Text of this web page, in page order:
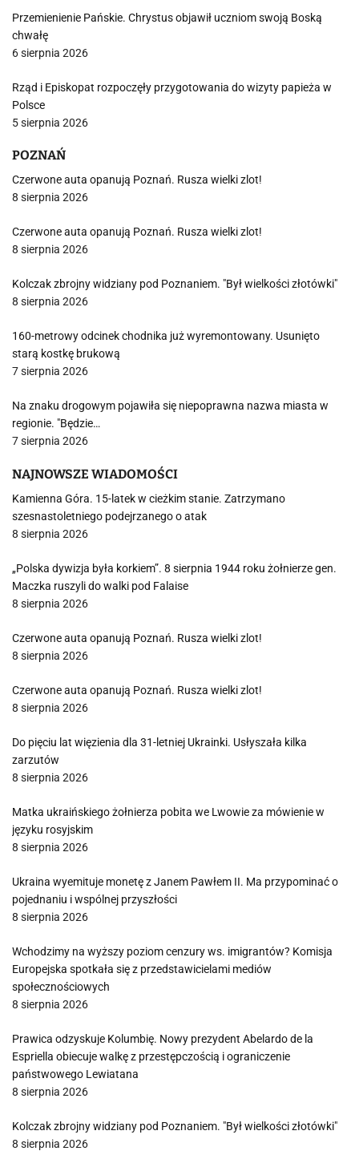
Przemienienie Pańskie. Chrystus objawił uczniom swoją Boską
chwałę
6 sierpnia 2026
Rząd i Episkopat rozpoczęły przygotowania do wizyty papieża w
Polsce
5 sierpnia 2026
POZNAŃ
Czerwone auta opanują Poznań. Rusza wielki zlot!
8 sierpnia 2026
Czerwone auta opanują Poznań. Rusza wielki zlot!
8 sierpnia 2026
Kolczak zbrojny widziany pod Poznaniem. "Był wielkości złotówki"
8 sierpnia 2026
160-metrowy odcinek chodnika już wyremontowany. Usunięto
starą kostkę brukową
7 sierpnia 2026
Na znaku drogowym pojawiła się niepoprawna nazwa miasta w
regionie. "Będzie…
7 sierpnia 2026
NAJNOWSZE WIADOMOŚCI
Kamienna Góra. 15-latek w cieżkim stanie. Zatrzymano
szesnastoletniego podejrzanego o atak
8 sierpnia 2026
„Polska dywizja była korkiem”. 8 sierpnia 1944 roku żołnierze gen.
Maczka ruszyli do walki pod Falaise
8 sierpnia 2026
Czerwone auta opanują Poznań. Rusza wielki zlot!
8 sierpnia 2026
Czerwone auta opanują Poznań. Rusza wielki zlot!
8 sierpnia 2026
Do pięciu lat więzienia dla 31-letniej Ukrainki. Usłyszała kilka
zarzutów
8 sierpnia 2026
Matka ukraińskiego żołnierza pobita we Lwowie za mówienie w
języku rosyjskim
8 sierpnia 2026
Ukraina wyemituje monetę z Janem Pawłem II. Ma przypominać o
pojednaniu i wspólnej przyszłości
8 sierpnia 2026
Wchodzimy na wyższy poziom cenzury ws. imigrantów? Komisja
Europejska spotkała się z przedstawicielami mediów
społecznościowych
8 sierpnia 2026
Prawica odzyskuje Kolumbię. Nowy prezydent Abelardo de la
Espriella obiecuje walkę z przestępczością i ograniczenie
państwowego Lewiatana
8 sierpnia 2026
Kolczak zbrojny widziany pod Poznaniem. "Był wielkości złotówki"
8 sierpnia 2026